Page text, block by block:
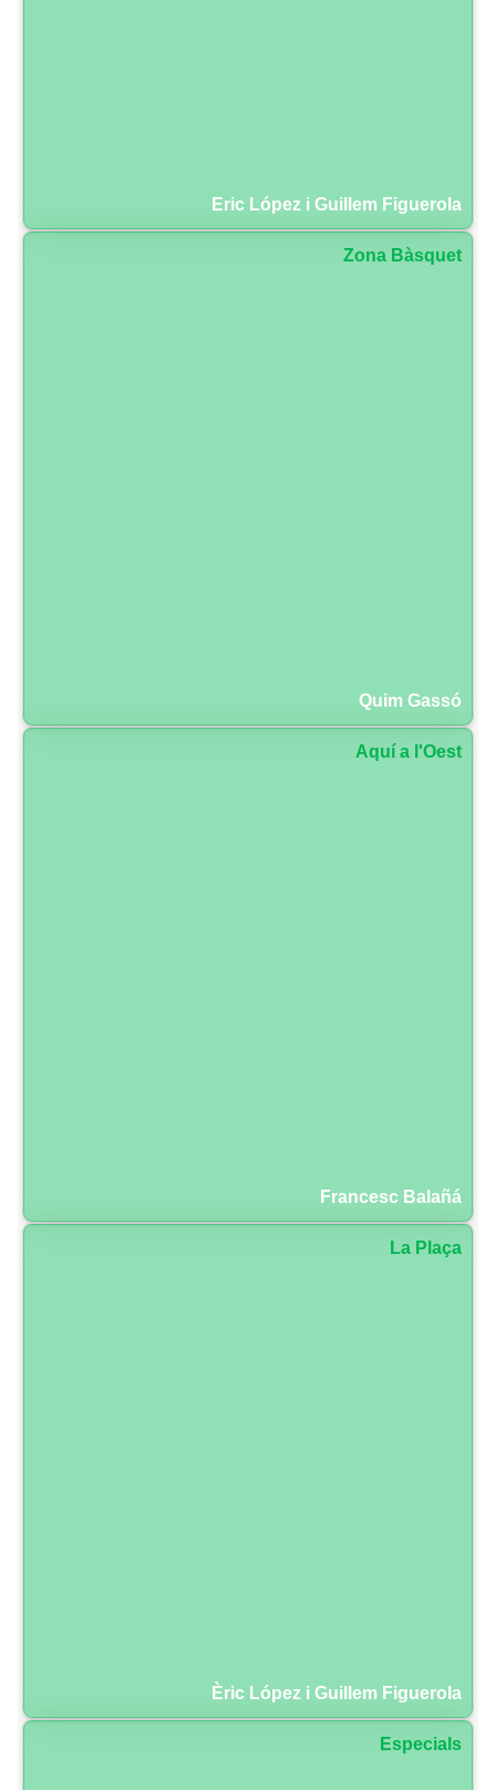
Eric López i Guillem Figuerola
Zona Bàsquet
Quim Gassó
Aquí a l'Oest
Francesc Balañá
La Plaça
Èric López i Guillem Figuerola
Especials